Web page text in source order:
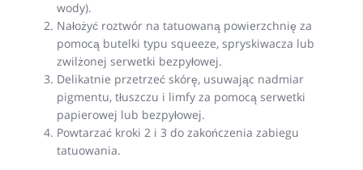
wody).
Nałożyć roztwór na tatuowaną powierzchnię za
pomocą butelki typu squeeze, spryskiwacza lub
zwilżonej serwetki bezpyłowej.
Delikatnie przetrzeć skórę, usuwając nadmiar
pigmentu, tłuszczu i limfy za pomocą serwetki
papierowej lub bezpyłowej.
Powtarzać kroki 2 i 3 do zakończenia zabiegu
tatuowania.